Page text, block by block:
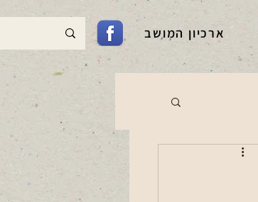
ארכיון המושב